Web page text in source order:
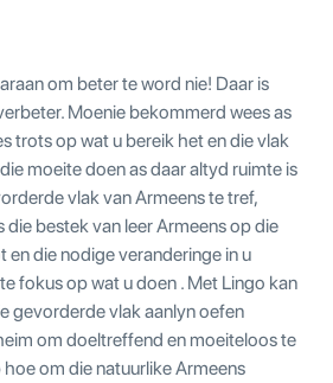
om beter te word nie! Daar is
Moenie bekommerd wees as
trots op wat u bereik het en die vlak
moeite doen as daar altyd ruimte is
vlak van Armeens te tref,
die bestek van leer Armeens op die
die nodige veranderinge in u
fokus op wat u doen . Met Lingo kan
gevorderde vlak aanlyn oefen
om doeltreffend en moeiteloos te
hoe om die natuurlike Armeens